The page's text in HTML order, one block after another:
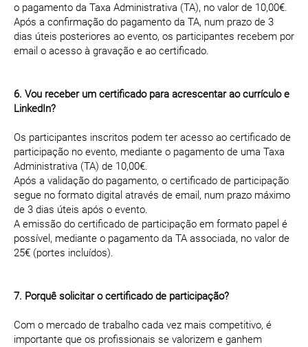
o pagamento da Taxa Administrativa (TA), no valor de 10,00€.
Após a confirmação do pagamento da TA, num prazo de 3
dias úteis posteriores ao evento, os participantes recebem por
email o acesso à gravação e ao certificado.
6. Vou receber um certificado para acrescentar ao currículo e
LinkedIn?
Os participantes inscritos podem ter acesso ao certificado de
participação no evento, mediante o pagamento de uma Taxa
Administrativa (TA) de 10,00€.
Após a validação do pagamento, o certificado de participação
segue no formato digital através de email, num prazo máximo
de 3 dias úteis após o evento.
A emissão do certificado de participação em formato papel é
possível, mediante o pagamento da TA associada, no valor de
25€ (portes incluídos).
7. Porquê solicitar o certificado de participação?
Com o mercado de trabalho cada vez mais competitivo, é
importante que os profissionais se valorizem e ganhem